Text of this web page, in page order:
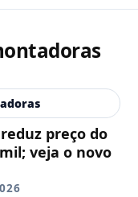
preço do
veja o novo